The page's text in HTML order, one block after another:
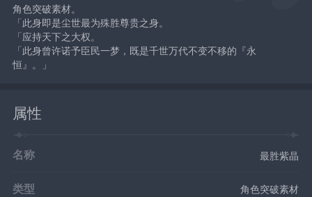
角色突破素材。
「此身即是尘世最为殊胜尊贵之身。
「应持天下之大权。
「此身曾许诺予臣民一梦，既是千世万代不变不移的『永
恒』。」
属性
名称 最胜紫晶
类型 角色突破素材